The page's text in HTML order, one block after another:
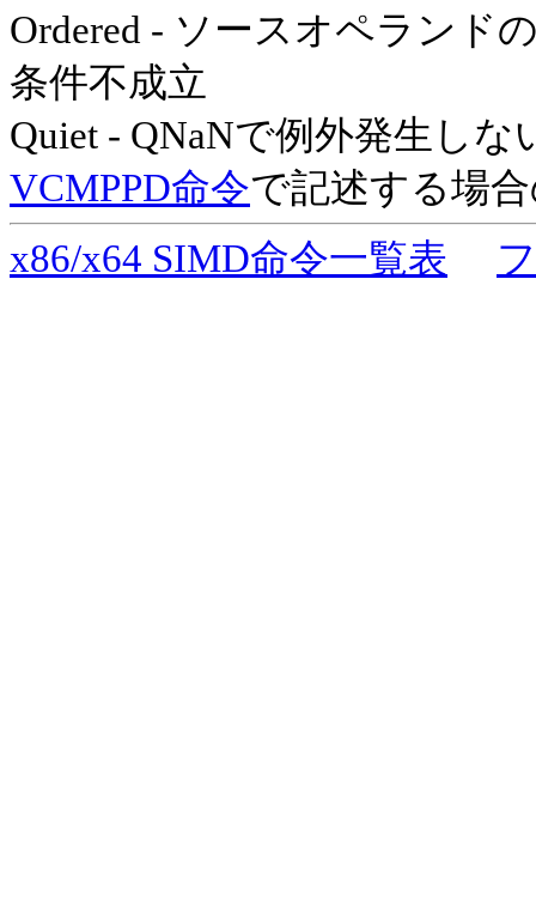
Ordered - ソースオペランド
条件不成立
Quiet - QNaNで例外発生しな
VCMPPD命令で記述する場
x86/x64 SIMD命令一覧表